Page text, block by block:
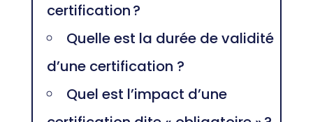
certification ?
Quelle est la durée de validité
d’une certification ?
Quel est l’impact d’une